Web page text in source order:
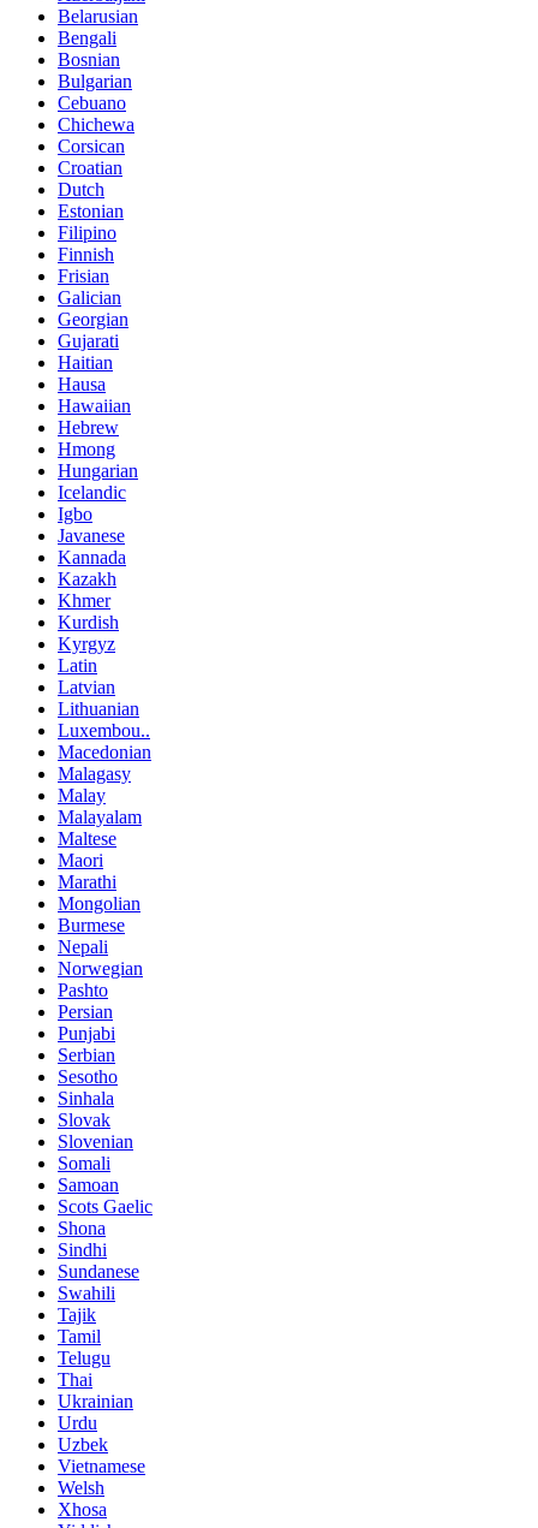
Belarusian
Bengali
Bosnian
Bulgarian
Cebuano
Chichewa
Corsican
Croatian
Dutch
Estonian
Filipino
Finnish
Frisian
Galician
Georgian
Gujarati
Haitian
Hausa
Hawaiian
Hebrew
Hmong
Hungarian
Icelandic
Igbo
Javanese
Kannada
Kazakh
Khmer
Kurdish
Kyrgyz
Latin
Latvian
Lithuanian
Luxembou..
Macedonian
Malagasy
Malay
Malayalam
Maltese
Maori
Marathi
Mongolian
Burmese
Nepali
Norwegian
Pashto
Persian
Punjabi
Serbian
Sesotho
Sinhala
Slovak
Slovenian
Somali
Samoan
Scots Gaelic
Shona
Sindhi
Sundanese
Swahili
Tajik
Tamil
Telugu
Thai
Ukrainian
Urdu
Uzbek
Vietnamese
Welsh
Xhosa